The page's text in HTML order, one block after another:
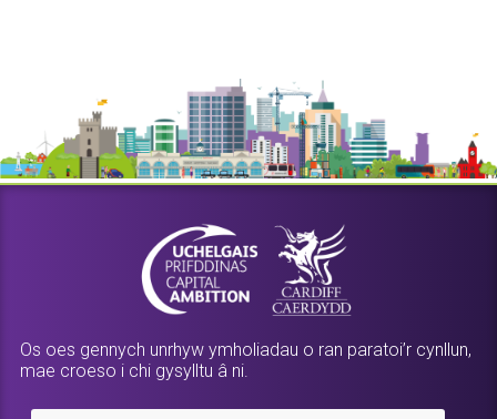
Os oes gennych unrhyw ymholiadau o ran paratoi’r cynllun,
mae croeso i chi gysylltu â ni.